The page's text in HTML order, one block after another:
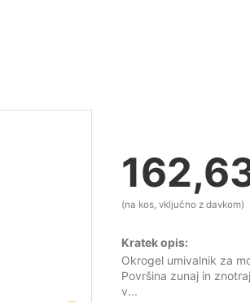
(na kos, vključno z davkom)
Kratek opis:
Okrogel umivalnik za
Površina zunaj in
v...